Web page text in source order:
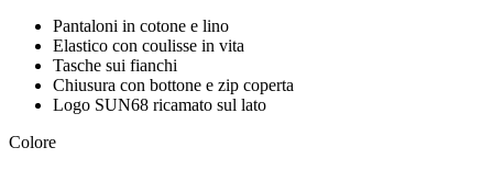
Pantaloni in cotone e lino
Elastico con coulisse in vita
Tasche sui fianchi
Chiusura con bottone e zip coperta
Logo SUN68 ricamato sul lato
Colore